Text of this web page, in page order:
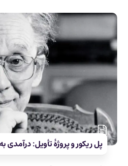
پل ریکور و پروژهٔ تأویل: